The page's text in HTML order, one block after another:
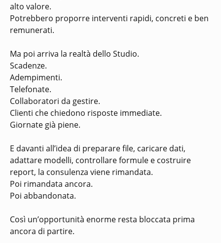
alto valore.
Potrebbero proporre interventi rapidi, concreti e ben
remunerati.
Ma poi arriva la realtà dello Studio.
Scadenze.
Adempimenti.
Telefonate.
Collaboratori da gestire.
Clienti che chiedono risposte immediate.
Giornate già piene.
E davanti all’idea di preparare file, caricare dati,
adattare modelli, controllare formule e costruire
report, la consulenza viene rimandata.
Poi rimandata ancora.
Poi abbandonata.
Così un’opportunità enorme resta bloccata prima
ancora di partire.